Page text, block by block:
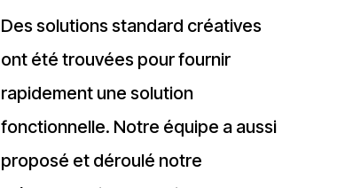
Des solutions standard créatives
ont été trouvées pour fournir
rapidement une solution
fonctionnelle. Notre équipe a aussi
proposé et déroulé notre